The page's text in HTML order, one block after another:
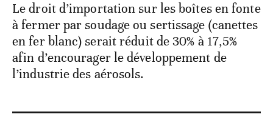
Le droit d’importation sur les boîtes en fonte
à fermer par soudage ou sertissage (canettes
en fer blanc) serait réduit de 30% à 17,5%
afin d’encourager le développement de
l’industrie des aérosols.